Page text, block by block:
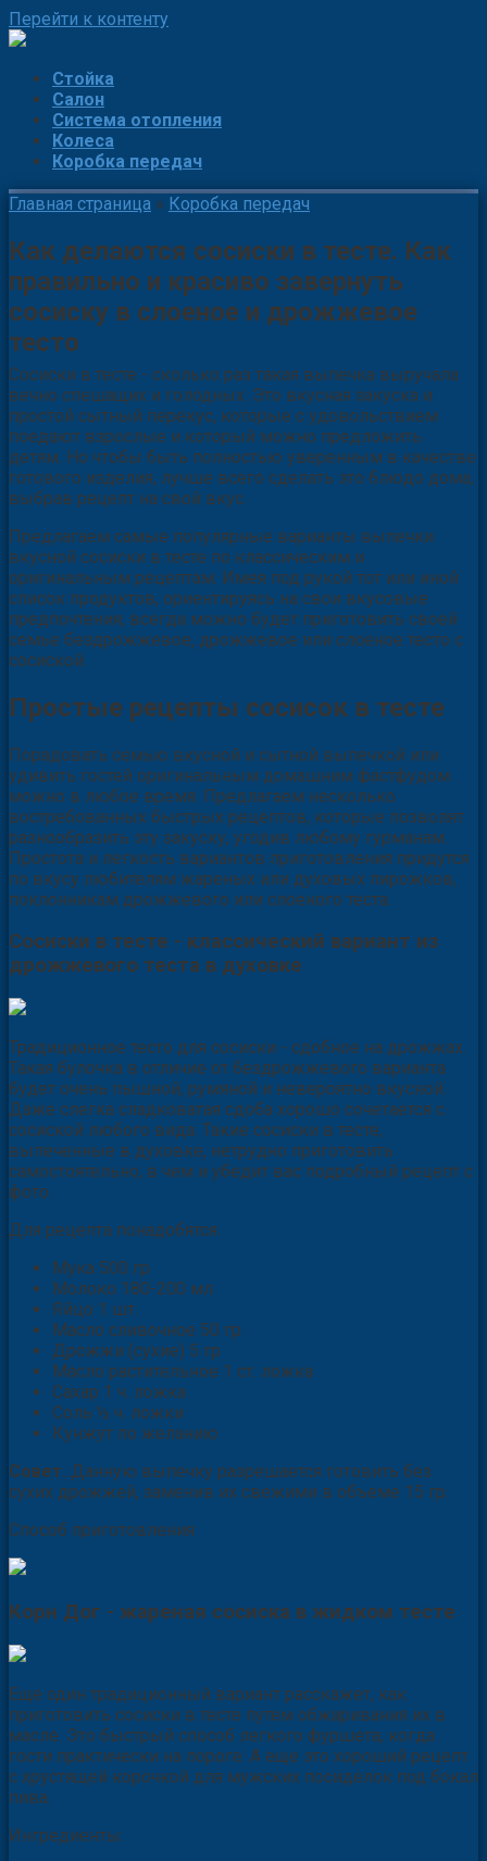
Перейти к контенту
Стойка
Салон
Система отопления
Колеса
Коробка передач
Главная страница » Коробка передач
Как делаются сосиски в тесте. Как
правильно и красиво завернуть
сосиску в слоеное и дрожжевое
тесто
Сосиски в тесте - сколько раз такая выпечка выручала
вечно спешащих и голодных. Это вкусная закуска и
простой сытный перекус, которые с удовольствием
поедают взрослые и который можно предложить
детям. Но чтобы быть полностью уверенным в качестве
готового изделия, лучше всего сделать это блюдо дома,
выбрав рецепт на свой вкус.
Предлагаем самые популярные варианты выпечки
вкусной сосиски в тесте по классическим и
оригинальным рецептам. Имея под рукой тот или иной
список продуктов, ориентируясь на свои вкусовые
предпочтения, всегда можно будет приготовить своей
семье бездрожжевое, дрожжевое или слоеное тесто с
сосиской.
Простые рецепты сосисок в тесте
Порадовать семью вкусной и сытной выпечкой или
удивить гостей оригинальным домашним фастфудом
можно в любое время. Предлагаем несколько
востребованных быстрых рецептов, которые позволят
разнообразить эту закуску, угодив любому гурманам.
Простота и легкость вариантов приготовления придутся
по вкусу любителям жареных или духовых пирожков,
поклонникам дрожжевого или слоеного теста.
Сосиски в тесте - классический вариант из
дрожжевого теста в духовке
Традиционное тесто для сосиски - сдобное на дрожжах.
Такая булочка в отличие от бездрожжевого варианта
будет очень пышной, румяной и невероятно вкусной.
Даже слегка сладковатая сдоба хорошо сочетается с
сосиской любого вида. Такие сосиски в тесте,
выпеченные в духовке, нетрудно приготовить
самостоятельно, в чем и убедит вас подробный рецепт с
фото.
Для рецепта понадобятся:
Мука 500 гр
Молоко 180-200 мл
Яйцо 1 шт.
Масло сливочное 50 гр
Дрожжи (сухие) 5 гр
Масло растительное 1 ст. ложка
Сахар 1 ч. ложка
Соль ½ ч. ложки
Кунжут по желанию
Совет. Данную выпечку разрешается готовить без
сухих дрожжей, заменив их свежими в объеме 15 гр.
Способ приготовления
Корн Дог - жареная сосиска в жидком тесте
Еще один традиционный вариант расскажет, как
приготовить сосиски в тесте путем обжаривания их в
масле. Это быстрый способ легкого фуршета, когда
гости практически на пороге. А еще это хороший рецепт
с хрустящей корочкой для мужских посиделок под бокал
пива.
Ингредиенты: